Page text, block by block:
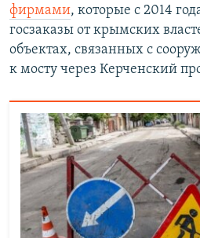
фирмами, которые с 2014
госзаказы от крымских
объектах, связанных с
к мосту через Керченский